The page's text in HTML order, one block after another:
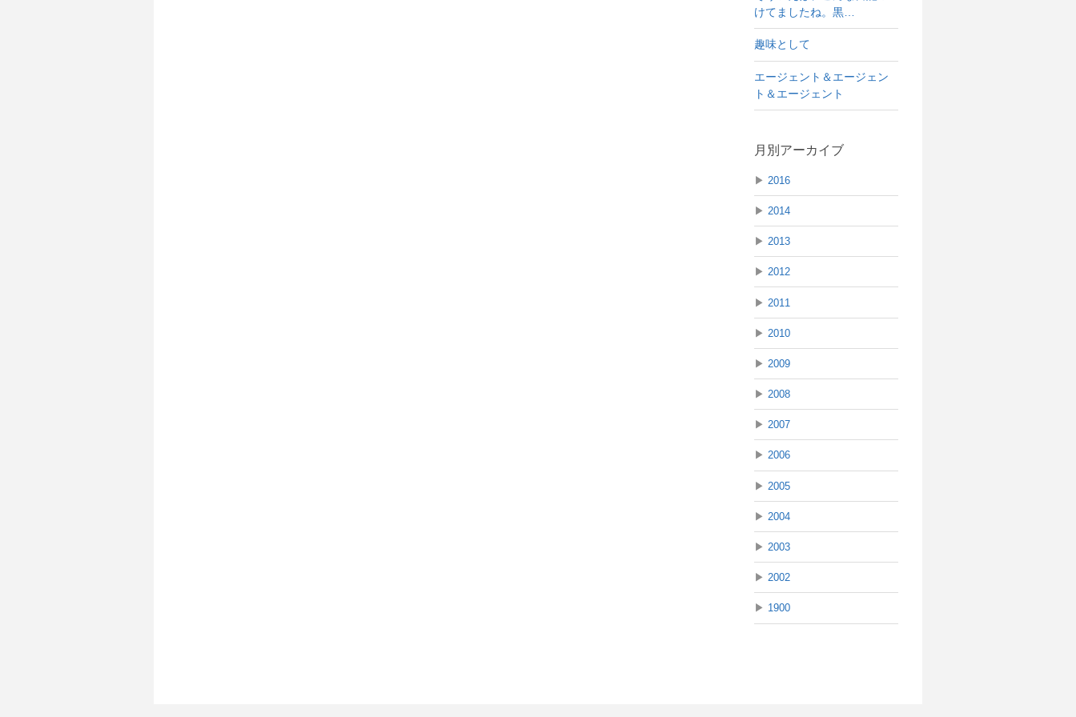
けてましたね。黒…
趣味として
エージェント＆エージェン
ト＆エージェント
月別アーカイブ
▶ 2016
▶ 2014
▶ 2013
▶ 2012
▶ 2011
▶ 2010
▶ 2009
▶ 2008
▶ 2007
▶ 2006
▶ 2005
▶ 2004
▶ 2003
▶ 2002
▶ 1900